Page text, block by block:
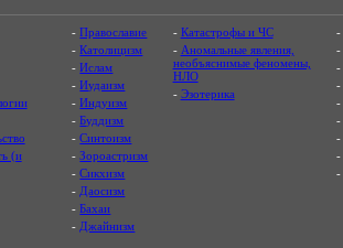
(и
-Православие
-Католицизм
-Ислам
-Иудаизм
-Индуизм
-Буддизм
-Синтоизм
-Зороастризм
-Сикхизм
- Даосизм
-Бахаи
- Джайнизм
- Катастрофы и ЧС
- Аномальные явления,
необъяснимые феномены,
НЛО
- Эзотерика
-
-
-
-
-
-
-
-
-